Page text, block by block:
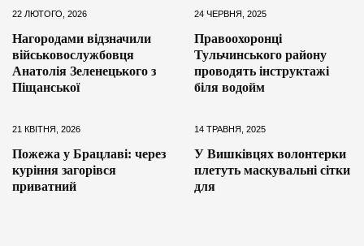
22 ЛЮТОГО, 2026
Нагородами відзначили
військовослужбовця
Анатолія Зеленецького з
Піщанської
24 ЧЕРВНЯ, 2025
Правоохоронці
Тульчинського району
проводять інструктажі
біля водойм
21 КВІТНЯ, 2026
Пожежа у Брацлаві: через
куріння загорівся
приватний
14 ТРАВНЯ, 2025
У Вишківцях волонтерки
плетуть маскувальні сітки
для